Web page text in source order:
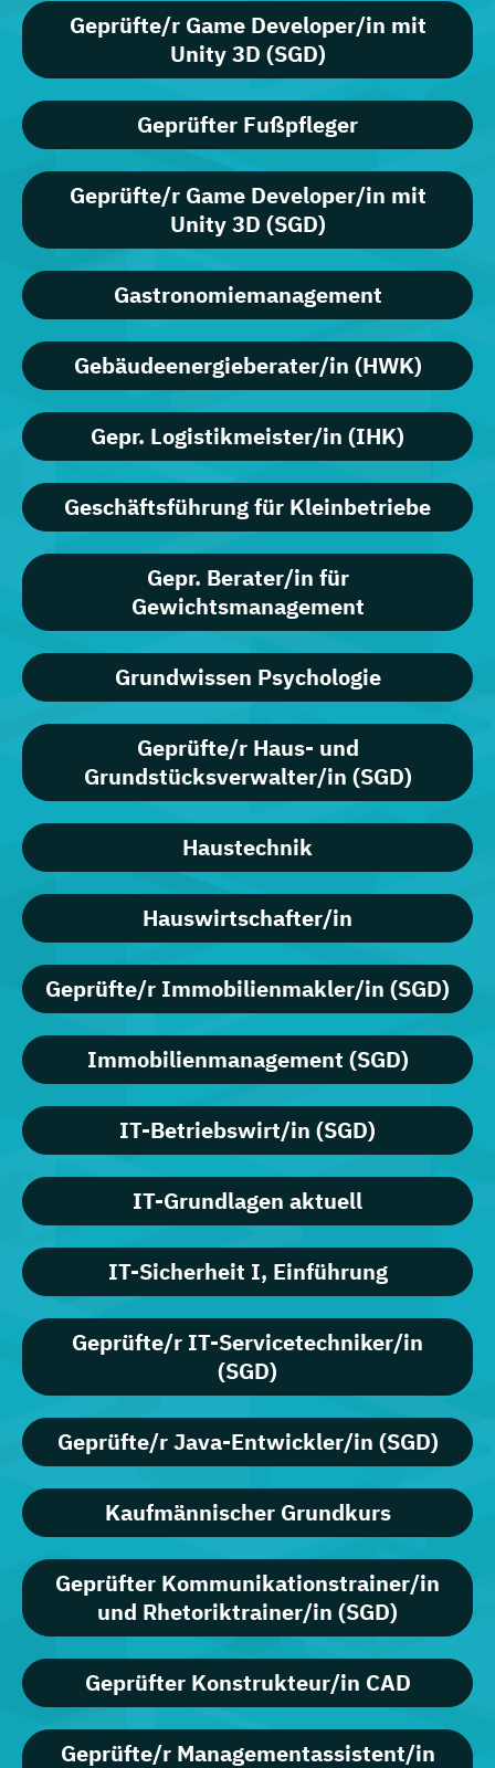
Geprüfte/r Game Developer/in mit
Unity 3D (SGD)
Geprüfter Fußpfleger
Geprüfte/r Game Developer/in mit
Unity 3D (SGD)
Gastronomiemanagement
Gebäudeenergieberater/in (HWK)
Gepr. Logistikmeister/in (IHK)
Geschäftsführung für Kleinbetriebe
Gepr. Berater/in für
Gewichtsmanagement
Grundwissen Psychologie
Geprüfte/r Haus- und
Grundstücksverwalter/in (SGD)
Haustechnik
Hauswirtschafter/in
Geprüfte/r Immobilienmakler/in (SGD)
Immobilienmanagement (SGD)
IT-Betriebswirt/in (SGD)
IT-Grundlagen aktuell
IT-Sicherheit I, Einführung
Geprüfte/r IT-Servicetechniker/in
(SGD)
Geprüfte/r Java-Entwickler/in (SGD)
Kaufmännischer Grundkurs
Geprüfter Kommunikationstrainer/in
und Rhetoriktrainer/in (SGD)
Geprüfter Konstrukteur/in CAD
Geprüfte/r Managementassistent/in